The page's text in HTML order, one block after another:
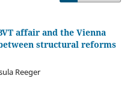
affair and the Vienna
structural reforms
Reeger